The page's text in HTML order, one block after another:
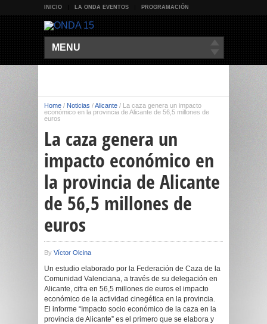
INICIO LA ONDA EVENTOS PROGRAMACIÓN
MENU
Home / Noticias /Alicante / La caza genera un impacto
económico en la provincia de Alicante de 56,5 millones de
euros
La caza genera un
impacto económico en
la provincia de Alicante
de 56,5 millones de
euros
By Víctor Olcina
Un estudio elaborado por la Federación de Caza de la
Comunidad Valenciana, a través de su delegación en
Alicante, cifra en 56,5 millones de euros el impacto
económico de la actividad cinegética en la provincia.
El informe “Impacto socio económico de la caza en la
provincia de Alicante” es el primero que se elabora y